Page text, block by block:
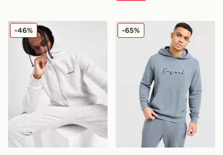
McKenzie Essential Edge Full Zip Felpa con cappuccio
-46% McKenzie Felpa con
-65%